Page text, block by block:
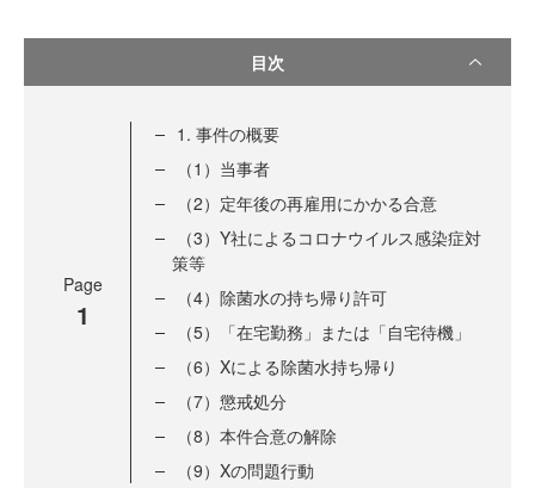
目次
Page
1
1. 事件の概要
（1）当事者
（2）定年後の再雇用にかかる合意
（3）Y社によるコロナウイルス感染症対
策等
（4）除菌水の持ち帰り許可
（5）「在宅勤務」または「自宅待機」
（6）Xによる除菌水持ち帰り
（7）懲戒処分
（8）本件合意の解除
（9）Xの問題行動